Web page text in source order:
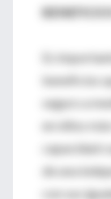
Es
beneficios
seguro a
en niños
capacidad
de una
con sus